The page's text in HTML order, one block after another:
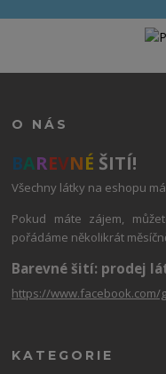
O NÁS
BAREVNÉ ŠITÍ!
Všechny látky na eshopu
Pokud máte zájem,
pořádáme několikrát
Barevné šití: prodej
https://
KATEGORIE